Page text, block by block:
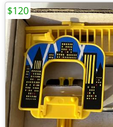
$120